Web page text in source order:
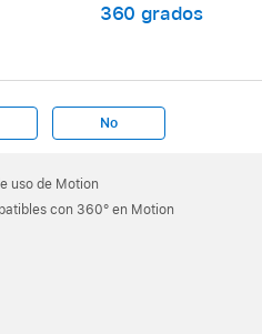
360 grados
No
uso de Motion
con 360° en Motion